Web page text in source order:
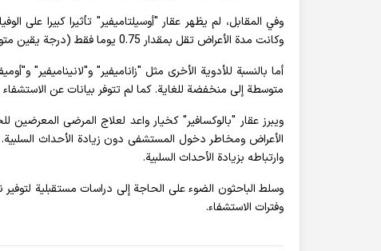
وفي المقابل، لم يظهر عقار "أوسيلتاميفير" تأثيرا كبيرا
وكانت مدة الأعراض تقل بمقدار 0.75 يوما فقط (درجة يقين متوسطة). وأظهرت الأدلة أيضا أن "أوسيلتاميفير" قد يزيد من حدوث الأحداث السلبية.
أما بالنسبة للأدوية الأخرى مثل "زاناميفير" و"لانيناميفير"
متوسطة إلى منخفضة للغاية. كما لم تتوفر بيانات عن الاستشفاء
ويبرز عقار "بالوكسافير" كخيار واعد لعلاج المرضى المعرضين
الأعراض ومخاطر دخول المستشفى دون زيادة الأحداث السلبية.
وارتباطه بزيادة الأحداث السلبية.
وسلط الباحثون الضوء على الحاجة إلى دراسات مستقبلية
وفترات الاستشفاء.